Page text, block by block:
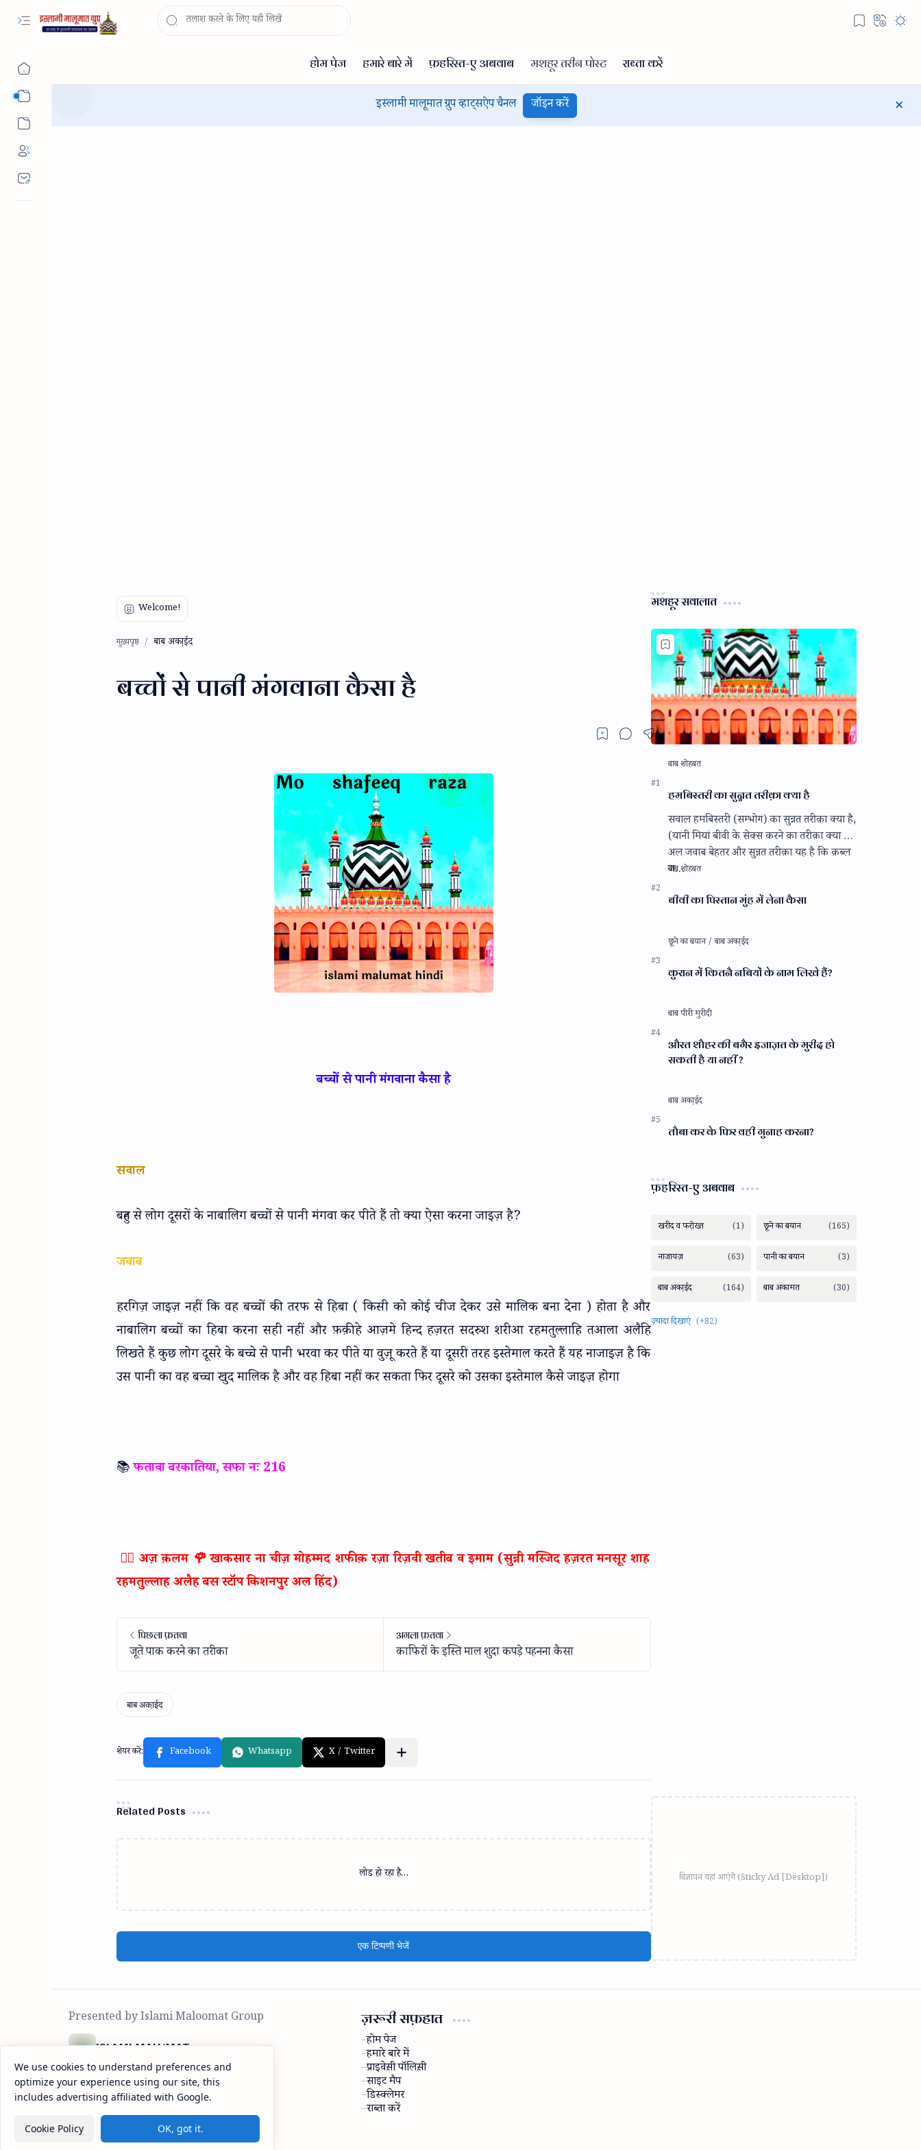
इस्लामी मालूमात ग्रुप व्हाट्सऐप चैनल जॉइन करें
मुख्यपृष्ठ बाब अका़ईद
बच्चों से पानी मंगवाना कैसा है
बच्चों से पानी मंगवाना कैसा है
सवाल
बहुत से लोग दूसरों के नाबालिग बच्चों से पानी मंगवा कर पीते हैं तो क्या ऐसा करना जाइज़ है?
जवाब
हरगिज़ जाइज़ नहीं कि वह बच्चों की तरफ से हिबा ( किसी को कोई चीज देकर उसे मालिक बना देना ) होता है और
नाबालिग बच्चों का हिबा करना सही नहीं और फ़क़ीहे आज़मे हिन्द हज़रत सदरुश शरीआ रहमतुल्लाहि तआला अलैहि
लिखते हैं कुछ लोग दूसरे के बच्चे से पानी भरवा कर पीते या वुज़ू करते हैं या दूसरी तरह इस्तेमाल करते हैं यह नाजाइज़ है कि
उस पानी का वह बच्चा खुद मालिक है और वह हिबा नहीं कर सकता फिर दूसरे को उसका इस्तेमाल कैसे जाइज़ होगा
📚फतावा बरकातिया, सफा नः 216
✍🏻 अज़ क़लम 🌹 खाकसार ना चीज़ मोहम्मद शफीक़ रज़ा रिज़वी खतीब व इमाम (सुन्नी मस्जिद हज़रत मनसूर शाह
रहमतुल्लाह अलैह बस स्टॉप किशनपुर अल हिंद)
Related Posts
लोड हो रहा है…
एक टिप्पणी भेजें
मशहूर सवालात
हमबिस्तरी का सुन्नत तरीक़ा क्या है
सवाल हमबिस्तरी (सम्भोग) का सुन्नत तरीक़ा क्या है,
(यानी मियां बीवी के सेक्स करने का तरीक़ा क्या है)
अल जवाब बेहतर और सुन्नत तरीक़ा यह है कि क़ब्ल
ज…
बीवी का पिस्तान मुंह में लेना कैसा
कुरान में कितनै नबियों के नाम लिखे हैं?
औरत शौहर की बगैर इजाज़त के मुरीद हो
सकती है या नहीं ?
तौबा कर के फिर वही गुनाह करना?
फ़हरिस्त-ए अबवाब
ISLAMI MALUMAT
हर तरह के इस्लामी सवालात का जवाब
ज़रूरी सफ़हात
होम पेज
हमारे बारे में
प्राइवेस़ी पॉलिस़ी
साइट मैप
डिस्क्लेमर
राब्ता करें
We use cookies to understand preferences and
optimize your experience using our site, this
includes advertising affiliated with Google.
Cookie Policy OK, got it.